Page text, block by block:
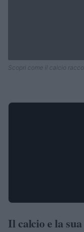
Scopri come il calcio
Il calcio e la